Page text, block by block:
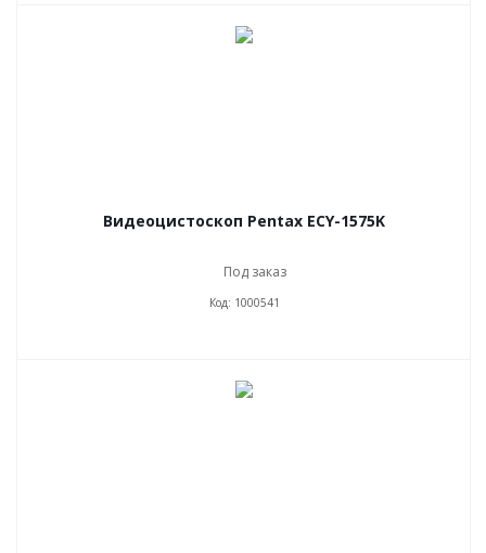
Видеоцистоскоп Pentax ECY-1575K
Под заказ
Код: 1000541